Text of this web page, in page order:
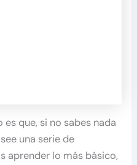
que, si no sabes nada
una serie de
aprender lo más básico,